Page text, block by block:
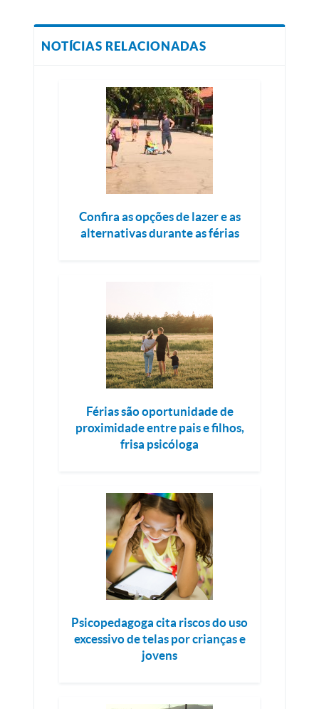
NOTÍCIAS RELACIONADAS
Confira as opções de lazer e as
alternativas durante as férias
Férias são oportunidade de
proximidade entre pais e filhos,
frisa psicóloga
Psicopedagoga cita riscos do uso
excessivo de telas por crianças e
jovens